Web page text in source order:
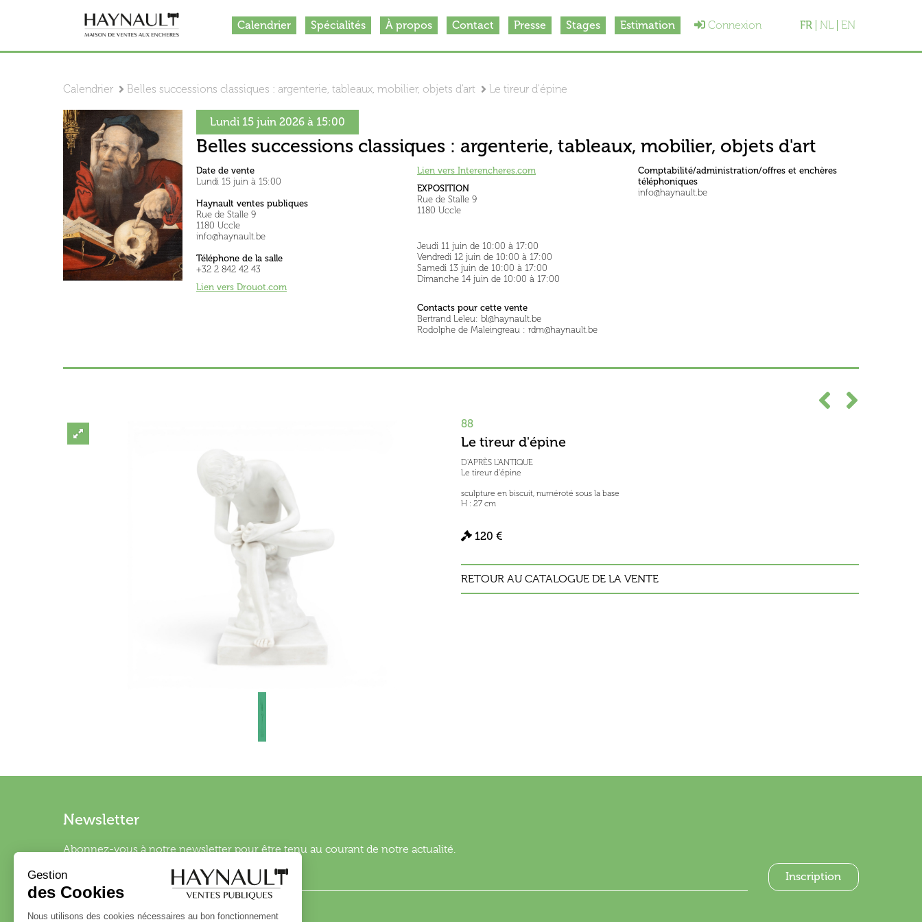
Calendrier Spécialités À propos Contact Presse Stages Estimation Connexion FR NL EN
Calendrier Belles successions classiques : argenterie, tableaux, mobilier, objets d'art Le tireur d'épine
Lundi 15 juin 2026 à 15:00
Belles successions classiques : argenterie, tableaux, mobilier, objets d'art
Date de vente
Lundi 15 juin à 15:00
Haynault ventes publiques
Rue de Stalle 9
1180 Uccle
info@haynault.be
Téléphone de la salle
+32 2 842 42 43
Lien vers Drouot.com
Lien vers Interencheres.com
EXPOSITION
Rue de Stalle 9
1180 Uccle
Jeudi 11 juin de 10:00 à 17:00
Vendredi 12 juin de 10:00 à 17:00
Samedi 13 juin de 10:00 à 17:00
Dimanche 14 juin de 10:00 à 17:00
Contacts pour cette vente
Bertrand Leleu: bl@haynault.be
Rodolphe de Maleingreau : rdm@haynault.be
Comptabilité/administration/offres et enchères
téléphoniques
info@haynault.be
88
Le tireur d'épine
D'APRÈS L'ANTIQUE
Le tireur d'épine
sculpture en biscuit, numéroté sous la base
H : 27 cm
120 €
RETOUR AU CATALOGUE DE LA VENTE
Newsletter
Abonnez-vous à notre newsletter pour être tenu au courant de notre actualité.